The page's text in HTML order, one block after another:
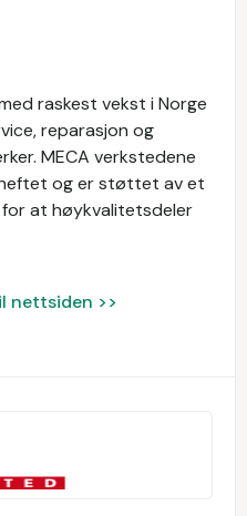
raskest vekst i Norge
reparasjon og
MECA verkstedene
og er støttet av et
at høykvalitetsdeler
nettsiden >>